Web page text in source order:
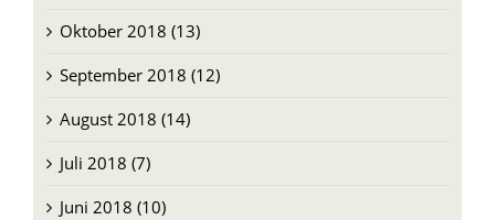
Oktober 2018 (13)
September 2018 (12)
August 2018 (14)
Juli 2018 (7)
Juni 2018 (10)